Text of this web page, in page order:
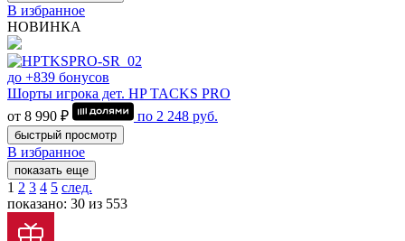
В избранное
НОВИНКА
до +839 бонусов
Шорты игрока дет. HP TACKS PRO
от 8 990 ₽
по 2 248 руб.
быстрый просмотр
В избранное
показать еще
1 2 3 4 5 след.
показано: 30 из 553